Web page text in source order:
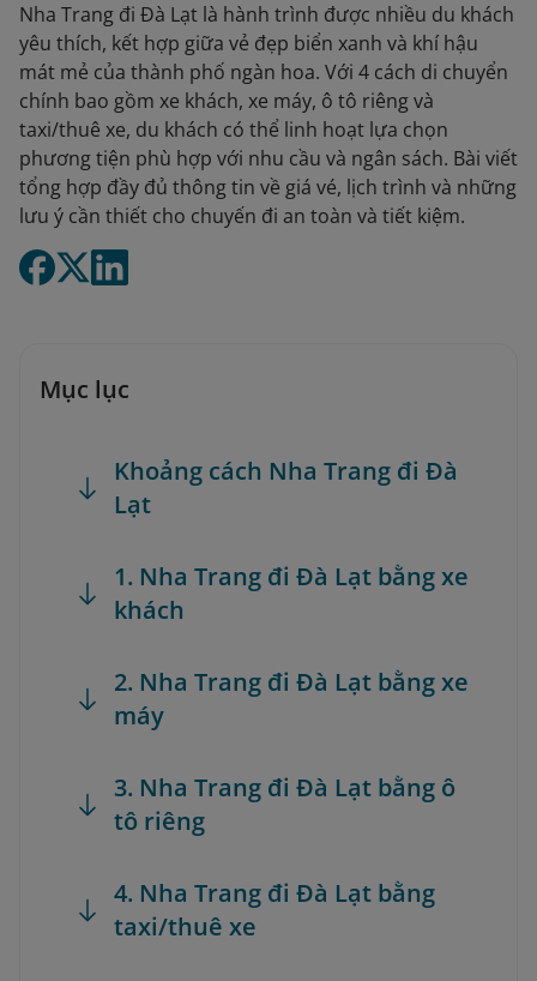
Nha Trang đi Đà Lạt là hành trình được nhiều du khách
yêu thích, kết hợp giữa vẻ đẹp biển xanh và khí hậu
mát mẻ của thành phố ngàn hoa. Với 4 cách di chuyển
chính bao gồm xe khách, xe máy, ô tô riêng và
taxi/thuê xe, du khách có thể linh hoạt lựa chọn
phương tiện phù hợp với nhu cầu và ngân sách. Bài viết
tổng hợp đầy đủ thông tin về giá vé, lịch trình và những
lưu ý cần thiết cho chuyến đi an toàn và tiết kiệm.
Mục lục
Khoảng cách Nha Trang đi Đà
Lạt
1. Nha Trang đi Đà Lạt bằng xe
khách
2. Nha Trang đi Đà Lạt bằng xe
máy
3. Nha Trang đi Đà Lạt bằng ô
tô riêng
4. Nha Trang đi Đà Lạt bằng
taxi/thuê xe